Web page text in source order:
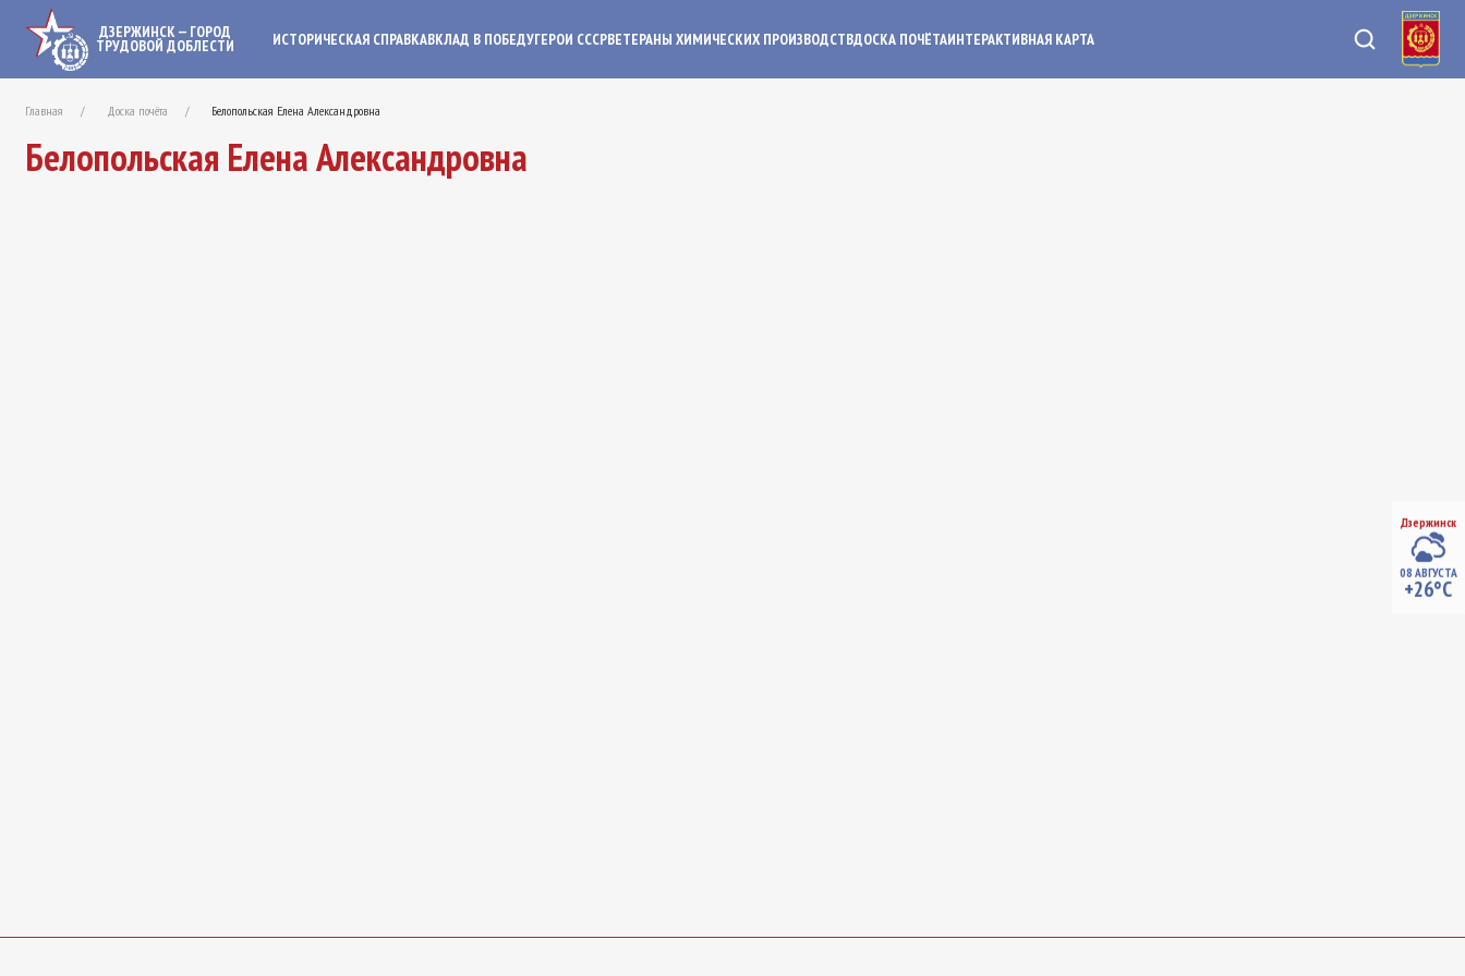
ДЗЕРЖИНСК — ГОРОД
ТРУДОВОЙ ДОБЛЕСТИ ИСТОРИЧЕСКАЯ СПРАВКАВКЛАД В ПОБЕДУГЕРОИ СССРВЕТЕРАНЫ ХИМИЧЕСКИХ ПРОИЗВОДСТВДОСКА ПОЧЁТАИНТЕРАКТИВНАЯ КАРТА
Главная Доска почёта Белопольская Елена Александровна
Белопольская Елена Александровна
Дзержинск
08 АВГУСТА
+26°C